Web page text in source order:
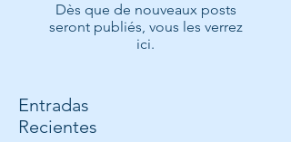
Entradas
Recientes
Dès que de nouveaux posts
seront publiés, vous les verrez
ici.